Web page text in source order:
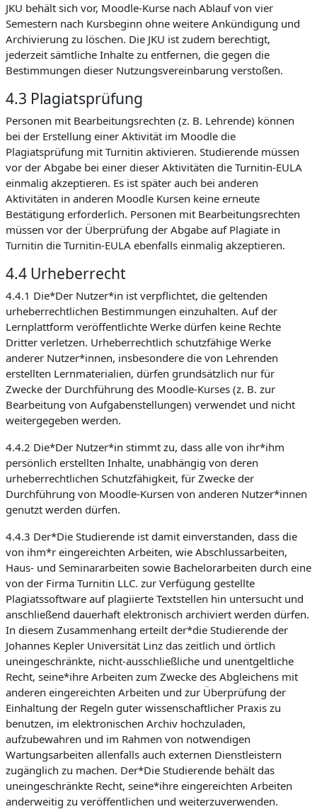
JKU behält sich vor, Moodle-Kurse nach Ablauf von vier
Semestern nach Kursbeginn ohne weitere Ankündigung und
Archivierung zu löschen. Die JKU ist zudem berechtigt,
jederzeit sämtliche Inhalte zu entfernen, die gegen die
Bestimmungen dieser Nutzungsvereinbarung verstoßen.
4.3 Plagiatsprüfung
Personen mit Bearbeitungsrechten (z. B. Lehrende) können
bei der Erstellung einer Aktivität im Moodle die
Plagiatsprüfung mit Turnitin aktivieren. Studierende müssen
vor der Abgabe bei einer dieser Aktivitäten die Turnitin-EULA
einmalig akzeptieren. Es ist später auch bei anderen
Aktivitäten in anderen Moodle Kursen keine erneute
Bestätigung erforderlich. Personen mit Bearbeitungsrechten
müssen vor der Überprüfung der Abgabe auf Plagiate in
Turnitin die Turnitin-EULA ebenfalls einmalig akzeptieren.
4.4 Urheberrecht
4.4.1 Die*Der Nutzer*in ist verpflichtet, die geltenden
urheberrechtlichen Bestimmungen einzuhalten. Auf der
Lernplattform veröffentlichte Werke dürfen keine Rechte
Dritter verletzen. Urheberrechtlich schutzfähige Werke
anderer Nutzer*innen, insbesondere die von Lehrenden
erstellten Lernmaterialien, dürfen grundsätzlich nur für
Zwecke der Durchführung des Moodle-Kurses (z. B. zur
Bearbeitung von Aufgabenstellungen) verwendet und nicht
weitergegeben werden.
4.4.2 Die*Der Nutzer*in stimmt zu, dass alle von ihr*ihm
persönlich erstellten Inhalte, unabhängig von deren
urheberrechtlichen Schutzfähigkeit, für Zwecke der
Durchführung von Moodle-Kursen von anderen Nutzer*innen
genutzt werden dürfen.
4.4.3 Der*Die Studierende ist damit einverstanden, dass die
von ihm*r eingereichten Arbeiten, wie Abschlussarbeiten,
Haus- und Seminararbeiten sowie Bachelorarbeiten durch eine
von der Firma Turnitin LLC. zur Verfügung gestellte
Plagiatssoftware auf plagiierte Textstellen hin untersucht und
anschließend dauerhaft elektronisch archiviert werden dürfen.
In diesem Zusammenhang erteilt der*die Studierende der
Johannes Kepler Universität Linz das zeitlich und örtlich
uneingeschränkte, nicht-ausschließliche und unentgeltliche
Recht, seine*ihre Arbeiten zum Zwecke des Abgleichens mit
anderen eingereichten Arbeiten und zur Überprüfung der
Einhaltung der Regeln guter wissenschaftlicher Praxis zu
benutzen, im elektronischen Archiv hochzuladen,
aufzubewahren und im Rahmen von notwendigen
Wartungsarbeiten allenfalls auch externen Dienstleistern
zugänglich zu machen. Der*Die Studierende behält das
uneingeschränkte Recht, seine*ihre eingereichten Arbeiten
anderweitig zu veröffentlichen und weiterzuverwenden.